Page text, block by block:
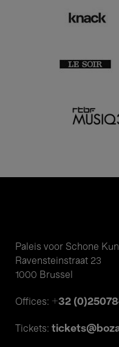
Paleis voor Schone
Ravensteinstraat 23
1000 Brussel
Offices: +32
Tickets: